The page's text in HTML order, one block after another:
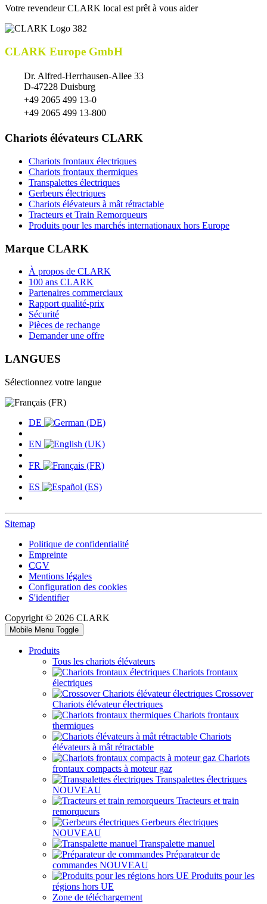
Votre revendeur CLARK local est prêt à vous aider
CLARK Europe GmbH
Dr. Alfred-Herrhausen-Allee 33
D-47228 Duisburg
+49 2065 499 13-0
+49 2065 499 13-800
Chariots élévateurs CLARK
Chariots frontaux électriques
Chariots frontaux thermiques
Transpalettes électriques
Gerbeurs électriques
Chariots élévateurs à mât rétractable
Tracteurs et Train Remorqueurs
Produits pour les marchés internationaux hors Europe
Marque CLARK
À propos de CLARK
100 ans CLARK
Partenaires commerciaux
Rapport qualité-prix
Sécurité
Pièces de rechange
Demander une offre
LANGUES
Sélectionnez votre langue
DE
EN
FR
ES
Sitemap
Politique de confidentialité
Empreinte
CGV
Mentions légales
Configuration des cookies
S'identifier
Copyright © 2026 CLARK
Mobile Menu Toggle
Produits
Tous les chariots élévateurs
Chariots frontaux
électriques
Crossover
Chariots élévateur électriques
Chariots frontaux
thermiques
Chariots
élévateurs à mât rétractable
Chariots
frontaux compacts à moteur gaz
Transpalettes électriques
NOUVEAU
Tracteurs et train
remorqueurs
Gerbeurs électriques
NOUVEAU
Transpalette manuel
Préparateur de
commandes NOUVEAU
Produits pour les
régions hors UE
Zone de téléchargement